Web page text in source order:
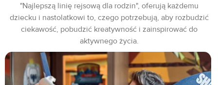
"Najlepszą linię rejsową dla rodzin", oferują każdemu
dziecku i nastolatkowi to, czego potrzebują, aby rozbudzić
ciekawość, pobudzić kreatywność i zainspirować do
aktywnego życia.